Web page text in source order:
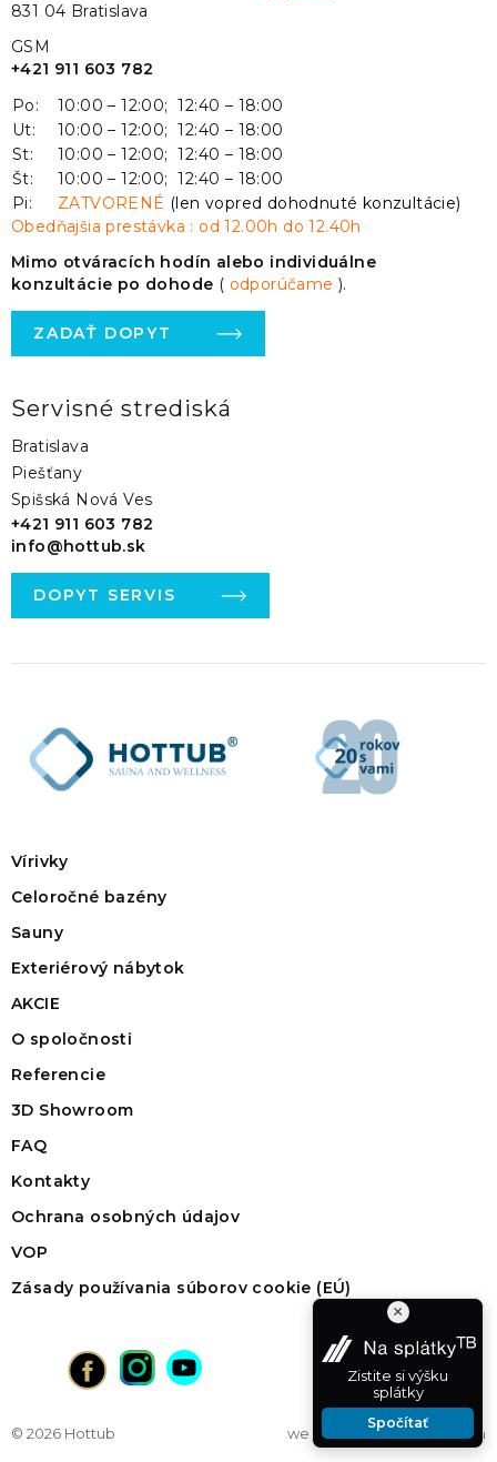
831 04 Bratislava
GSM
+421 911 603 782
Po:
10:00 – 12:00; 12:40 – 18:00
Ut:
10:00 – 12:00; 12:40 – 18:00
St:
10:00 – 12:00; 12:40 – 18:00
Št:
10:00 – 12:00; 12:40 – 18:00
Pi:
ZATVORENÉ (len vopred dohodnuté konzultácie)
Obedňajšia prestávka : od 12.00h do 12.40h
Mimo otváracích hodín alebo individuálne
konzultácie po dohode ( odporúčame).
ZADAŤ DOPYT
Servisné strediská
Bratislava
Piešťany
Spišská Nová Ves
+421 911 603 782
info@hottub.sk
DOPYT SERVIS
Vírivky
Celoročné bazény
Sauny
Exteriérový nábytok
AKCIE
O spoločnosti
Referencie
3D Showroom
FAQ
Kontakty
Ochrana osobných údajov
VOP
Zásady používania súborov cookie (EÚ)
© 2026 Hottub web na mieruod vibration
×
Zistite si výšku
splátky
Spočítať